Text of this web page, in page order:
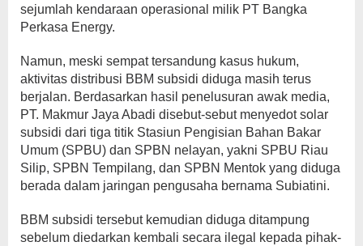
sejumlah kendaraan operasional milik PT Bangka
Perkasa Energy.
Namun, meski sempat tersandung kasus hukum,
aktivitas distribusi BBM subsidi diduga masih terus
berjalan. Berdasarkan hasil penelusuran awak media,
PT. Makmur Jaya Abadi disebut-sebut menyedot solar
subsidi dari tiga titik Stasiun Pengisian Bahan Bakar
Umum (SPBU) dan SPBN nelayan, yakni SPBU Riau
Silip, SPBN Tempilang, dan SPBN Mentok yang diduga
berada dalam jaringan pengusaha bernama Subiatini.
BBM subsidi tersebut kemudian diduga ditampung
sebelum diedarkan kembali secara ilegal kepada pihak-